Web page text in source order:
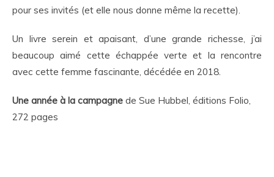
pour ses invités (et elle nous donne même la recette).
Un livre serein et apaisant, d’une grande richesse, j’ai
beaucoup aimé cette échappée verte et la rencontre
avec cette femme fascinante, décédée en 2018.
Une année à la campagne de Sue Hubbel, éditions Folio,
272 pages